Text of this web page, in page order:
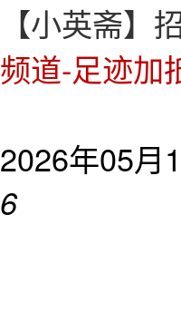
【小英斋】
频道-足迹加
2026年05月
6